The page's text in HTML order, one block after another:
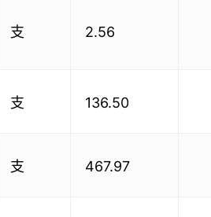
支 2.56
支 136.50
支 467.97